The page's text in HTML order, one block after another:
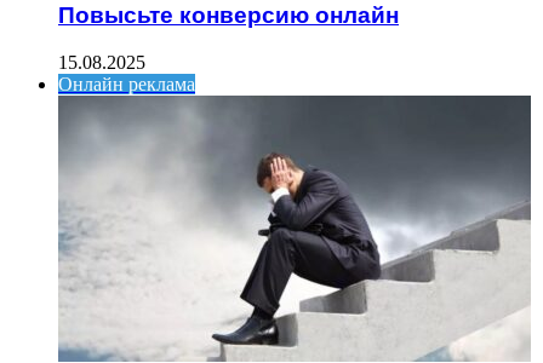
Повысьте конверсию онлайн
15.08.2025
Онлайн реклама